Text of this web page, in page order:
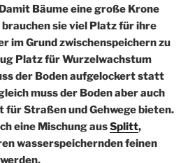
Bäume eine große Krone
sie viel Platz für ihre
im Grund zwischenspeichern zu
Platz für Wurzelwachstum
der Boden aufgelockert statt
muss der Boden aber auch
für Straßen und Gehwege bieten.
eine Mischung ausSplitt,
wasserspeichernden feinen